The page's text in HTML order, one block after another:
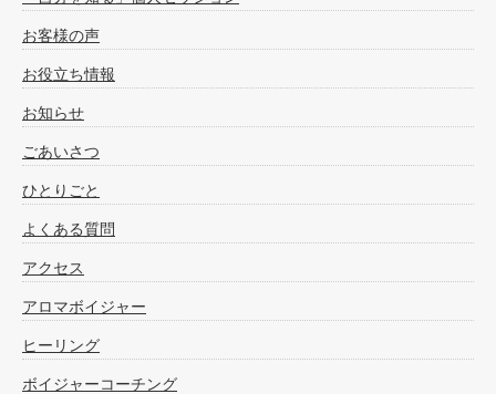
お客様の声
お役立ち情報
お知らせ
ごあいさつ
ひとりごと
よくある質問
アクセス
アロマボイジャー
ヒーリング
ボイジャーコーチング